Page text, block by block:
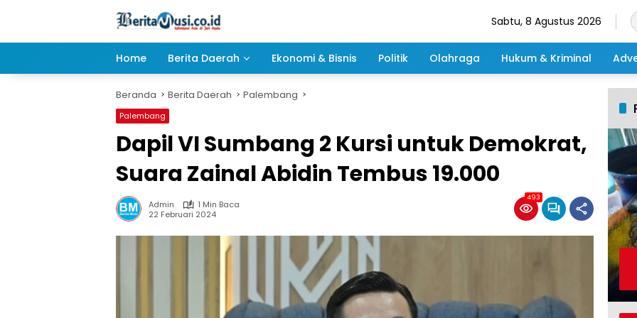
Sabtu, 8 Agustus 2026
Home Berita Daerah Ekonomi & Bisnis Politik Olahraga Hukum & Kriminal
Beranda Berita Daerah Palembang
Palembang
Dapil VI Sumbang 2 Kursi untuk Demokrat,
Suara Zainal Abidin Tembus 19.000
Admin
1 Min Baca
22 Februari 2024
493